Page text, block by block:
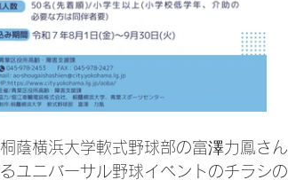
桐蔭横浜大学軟式野球部の富澤力鳳さ
るユニバーサル野球イベントのチラシ